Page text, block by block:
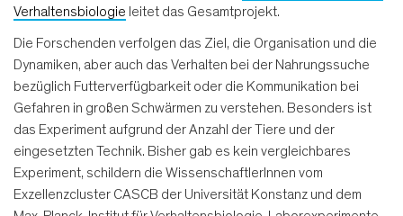
Verhaltensbiologie leitet das Gesamtprojekt.
Die Forschenden verfolgen das Ziel, die Organisation und die
Dynamiken, aber auch das Verhalten bei der Nahrungssuche
bezüglich Futterverfügbarkeit oder die Kommunikation bei
Gefahren in großen Schwärmen zu verstehen. Besonders ist
das Experiment aufgrund der Anzahl der Tiere und der
eingesetzten Technik. Bisher gab es kein vergleichbares
Experiment, schildern die WissenschaftlerInnen vom
Exzellenzcluster CASCB der Universität Konstanz und dem